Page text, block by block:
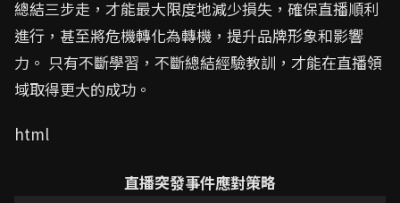
總結三步走，才能最大限度地減少損失，確保直播順利
進行，甚至將危機轉化為轉機，提升品牌形象和影響
力。 只有不斷學習，不斷總結經驗教訓，才能在直播領
域取得更大的成功。
html
直播突發事件應對策略